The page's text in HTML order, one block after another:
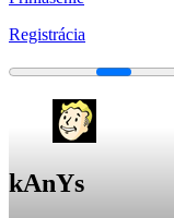
Registrácia
kAnYs